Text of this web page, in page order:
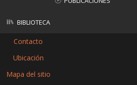
BIBLIOTECA
Contacto
Ubicación
Mapa del sitio